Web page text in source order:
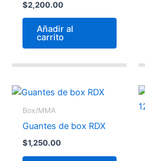
$2,200.00
Añadir al
carrito
Box/MMA
Guantes de box RDX
$1,250.00